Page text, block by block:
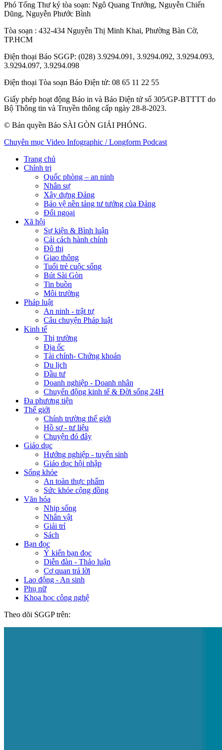
Phó Tổng Thư ký tòa soạn: Ngô Quang Trưởng, Nguyễn Chiến
Dũng, Nguyễn Phước Bình
Tòa soạn : 432-434 Nguyễn Thị Minh Khai, Phường Bàn Cờ,
TP.HCM
Điện thoại Báo SGGP: (028) 3.9294.091, 3.9294.092, 3.9294.093,
3.9294.097, 3.9294.098
Điện thoại Tòa soạn Báo Điện tử: 08 65 11 22 55
Giấy phép hoạt động Báo in và Báo Điện tử số 305/GP-BTTTT do
Bộ Thông tin và Truyền thông cấp ngày 28-8-2023.
© Bản quyền Báo SÀI GÒN GIẢI PHÓNG.
Chuyên mục Video Infographic / Longform Podcast
Trang chủ
Chính trị
Quốc phòng – an ninh
Nhân sự
Xây dựng Đảng
Bảo vệ nền tảng tư tưởng của Đảng
Đối ngoại
Xã hội
Sự kiện & Bình luận
Cải cách hành chính
Đô thị
Giao thông
Tuổi trẻ cuộc sống
Bút Sài Gòn
Tin buồn
Môi trường
Pháp luật
An ninh - trật tự
Câu chuyện Pháp luật
Kinh tế
Thị trường
Địa ốc
Tài chính- Chứng khoán
Du lịch
Đầu tư
Doanh nghiệp - Doanh nhân
Chuyển động kinh tế & Đời sống 24H
Đa phương tiện
Thế giới
Chính trường thế giới
Hồ sơ - tư liệu
Chuyện đó đây
Giáo dục
Hướng nghiệp - tuyển sinh
Giáo dục hội nhập
Sống khỏe
An toàn thực phẩm
Sức khỏe cộng đồng
Văn hóa
Nhịp sống
Nhân vật
Giải trí
Sách
Bạn đọc
Ý kiến bạn đọc
Diễn đàn - Thảo luận
Cơ quan trả lời
Lao động - An sinh
Phụ nữ
Khoa học công nghệ
Theo dõi SGGP trên: